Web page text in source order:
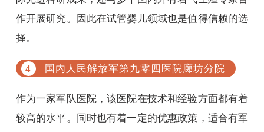
作开展研究。因此在试管婴儿领域也是值得信赖的选
择。
国内人民解放军第九零四医院廊坊分院
作为一家军队医院，该医院在技术和经验方面都有着
较高的水平。同时也有着一定的优惠政策，适合有军